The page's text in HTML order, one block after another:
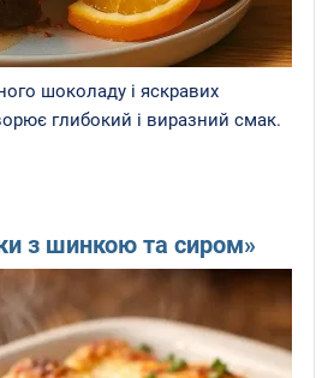
шоколаду і яскравих
глибокий і виразний смак.
з шинкою та сиром»